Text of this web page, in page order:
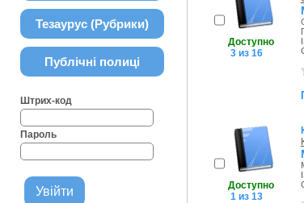
Тезаурус (Рубрики)
Публічні полиці
Штрих-код
Пароль
Доступно
3 из 16
Доступно
1 из 13